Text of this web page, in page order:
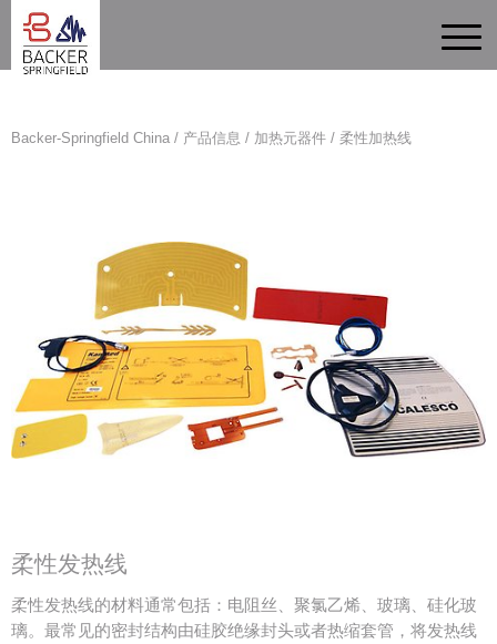
Backer-Springfield China / 产品信息 / 加热元器件 / 柔性加热线
柔性发热线
柔性发热线的材料通常包括：电阻丝、聚氯乙烯、玻璃、硅化玻
璃。最常见的密封结构由硅胶绝缘封头或者热缩套管，将发热线